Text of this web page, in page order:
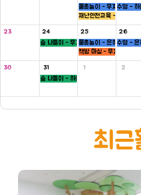
물총놀이 - 무지개, 새싹,
재난안전교육 - 5세
수영 - 하
23
24
숲 나들이 - 무지개, 씨앗반
25
물총놀이 - 은하수, 새싹,
책방 마실 - 무지개 ,하늘반
26
수영 - 은
30
31
숲 나들이 - 하늘, 새싹반
1 2
최근